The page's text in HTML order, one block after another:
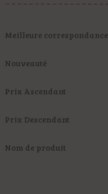
Meilleure correspondance
Nouveauté
Prix Ascendant
Prix Descendant
Nom de produit